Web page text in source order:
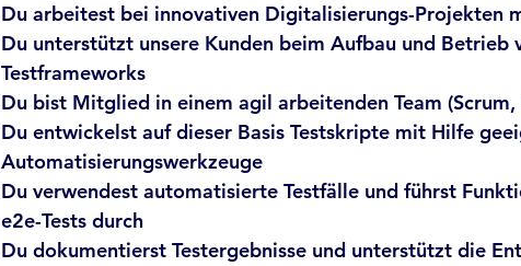
Du arbeitest bei innovativen Digitalisierungs-Projekten
Du unterstützt unsere Kunden beim Aufbau und Betrieb
Testframeworks
Du bist Mitglied in einem agil arbeitenden Team
Du entwickelst auf dieser Basis Testskripte mit Hilfe
Automatisierungswerkzeuge
Du verwendest automatisierte Testfälle und führst
e2e-Tests durch
Du dokumentierst Testergebnisse und unterstützt die